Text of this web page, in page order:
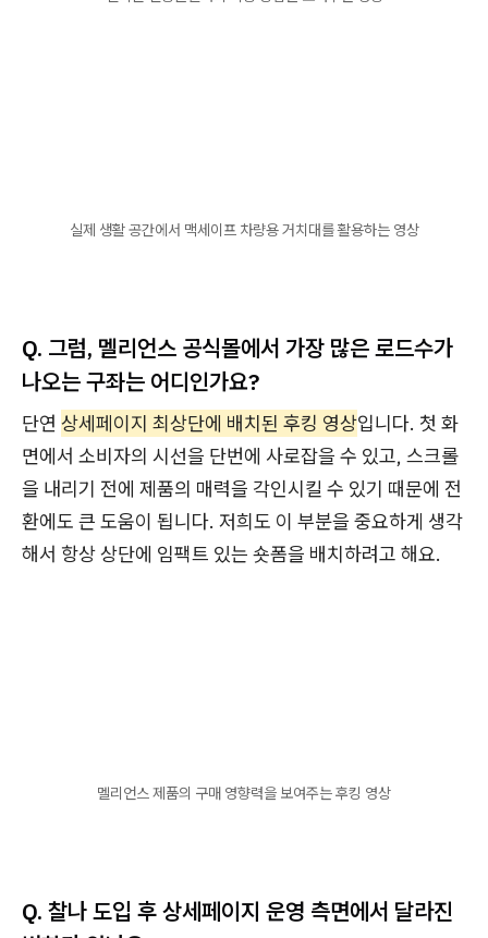
실제 생활 공간에서 맥세이프 차량용 거치대를 활용하는 영상
Q. 그럼, 멜리언스 공식몰에서 가장 많은 로드수가
나오는 구좌는 어디인가요?
단연 상세페이지 최상단에 배치된 후킹 영상입니다. 첫 화
면에서 소비자의 시선을 단번에 사로잡을 수 있고, 스크롤
을 내리기 전에 제품의 매력을 각인시킬 수 있기 때문에 전
환에도 큰 도움이 됩니다. 저희도 이 부분을 중요하게 생각
해서 항상 상단에 임팩트 있는 숏폼을 배치하려고 해요.
멜리언스 제품의 구매 영향력을 보여주는 후킹 영상
Q. 찰나 도입 후 상세페이지 운영 측면에서 달라진